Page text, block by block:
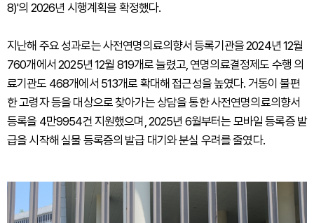
8)'의 2026년 시행계획을 확정했다.
지난해 주요 성과로는 사전연명의료의향서 등록기관을 2024년 12월
760개에서 2025년 12월 819개로 늘렸고, 연명의료결정제도 수행 의
료기관도 468개에서 513개로 확대해 접근성을 높였다. 거동이 불편
한 고령자 등을 대상으로 찾아가는 상담을 통한 사전연명의료의향서
등록을 4만9954건 지원했으며, 2025년 6월부터는 모바일 등록증 발
급을 시작해 실물 등록증의 발급 대기와 분실 우려를 줄였다.